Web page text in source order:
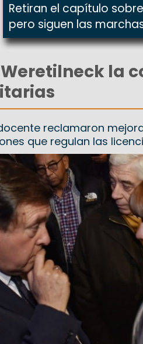
Retiran el capítulo
pero siguen las
Weretilneck la
reclamaron
que regulan las